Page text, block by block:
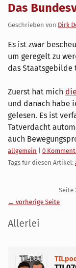
Das
Geschrieben von Dirk
Es ist zwar
um geregelt zu
das
Zuerst hat mich
und danach habe
gelesen. Es ist
Tatverdacht
auch
Kategorien:
allgemein
0
Tags für diesen Artikel:
Seite
← vorherige Seite
Seitenleiste
Allerlei